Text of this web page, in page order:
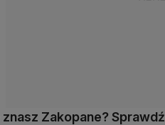
Zakopane? Sprawdź